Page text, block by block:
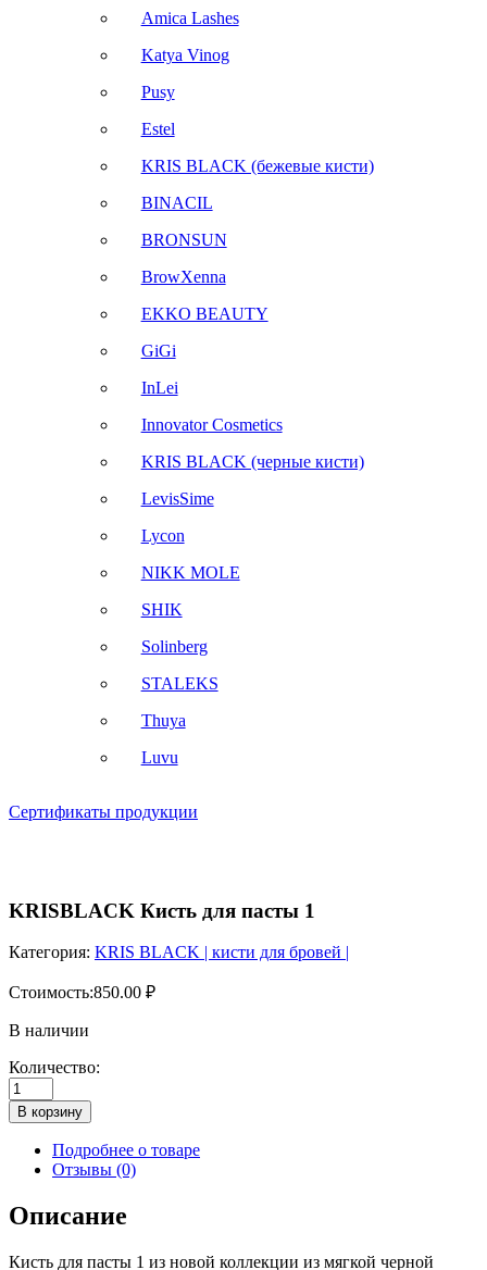
Amica Lashes
Katya Vinog
Pusy
Estel
KRIS BLACK (бежевые кисти)
BINACIL
BRONSUN
BrowXenna
EKKO BEAUTY
GiGi
InLei
Innovator Cosmetics
KRIS BLACK (черные кисти)
LevisSime
Lycon
NIKK MOLE
SHIK
Solinberg
STALEKS
Thuya
Luvu
Сертификаты продукции
KRISBLACK Кисть для пасты 1
Категория: KRIS BLACK | кисти для бровей |
Стоимость:850.00 ₽
В наличии
Количество:
Количество
товара
KRISBLACK
Кисть
1
В корзину
Подробнее о товаре
Отзывы (0)
Описание
Кисть для пасты 1 из новой коллекции из мягкой черной